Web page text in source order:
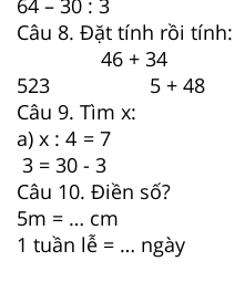
Câu 8. Đặt tính rồi tính:
46 + 34
523 5 + 48
Câu 9. Tìm x:
a) x : 4
3 = 30 - 3
Câu 10. Điền số?
5m = … cm
1 tuần lễ = …